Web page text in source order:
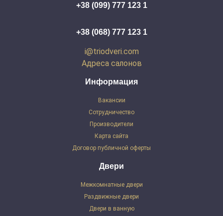
Информация
Вакансии
Сотрудничество
Производители
Карта сайта
Договор публичной оферты
Двери
Межкомнатные двери
Раздвижные двери
Двери в ванную
+38 (099) 777 123 1
+38 (068) 777 123 1
i@triodveri.com
Адреса салонов